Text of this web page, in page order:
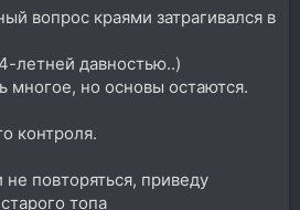
вопрос краями затрагивался в
летней давностью..)
многое, но основы остаются.
контроля.
повторяться, приведу
топа